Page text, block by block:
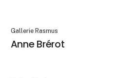
Gallerie Rasmus
Anne Brérot